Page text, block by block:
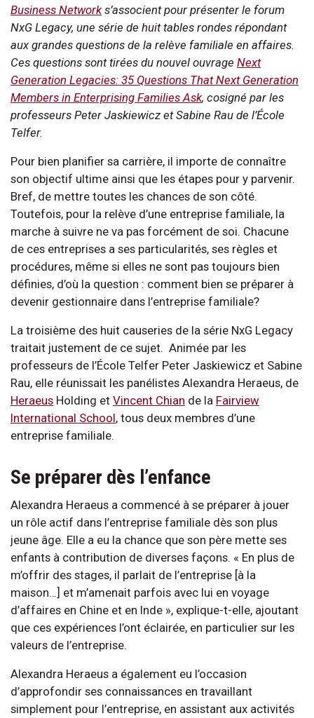
Business Networks’associent pour présenter le forum
NxG Legacy, une série de huit tables rondes répondant
aux grandes questions de la relève familiale en affaires.
Ces questions sont tirées du nouvel ouvrage Next
Generation Legacies: 35 Questions That Next Generation
Members in Enterprising Families Ask, cosigné par les
professeurs Peter Jaskiewicz et Sabine Rau de l’École
Telfer.
Pour bien planifier sa carrière, il importe de connaître
son objectif ultime ainsi que les étapes pour y parvenir.
Bref, de mettre toutes les chances de son côté.
Toutefois, pour la relève d’une entreprise familiale, la
marche à suivre ne va pas forcément de soi. Chacune
de ces entreprises a ses particularités, ses règles et
procédures, même si elles ne sont pas toujours bien
définies, d’où la question : comment bien se préparer à
devenir gestionnaire dans l’entreprise familiale?
La troisième des huit causeries de la série NxG Legacy
traitait justement de ce sujet. Animée par les
professeurs de l’École Telfer Peter Jaskiewicz et Sabine
Rau, elle réunissait les panélistes Alexandra Heraeus, de
Heraeus Holding et Vincent Chian de la Fairview
International School, tous deux membres d’une
entreprise familiale.
Se préparer dès l’enfance
Alexandra Heraeus a commencé à se préparer à jouer
un rôle actif dans l’entreprise familiale dès son plus
jeune âge. Elle a eu la chance que son père mette ses
enfants à contribution de diverses façons. « En plus de
m’offrir des stages, il parlait de l’entreprise [à la
maison…] et m’amenait parfois avec lui en voyage
d’affaires en Chine et en Inde », explique-t-elle, ajoutant
que ces expériences l’ont éclairée, en particulier sur les
valeurs de l’entreprise.
Alexandra Heraeus a également eu l’occasion
d’approfondir ses connaissances en travaillant
simplement pour l’entreprise, en assistant aux activités